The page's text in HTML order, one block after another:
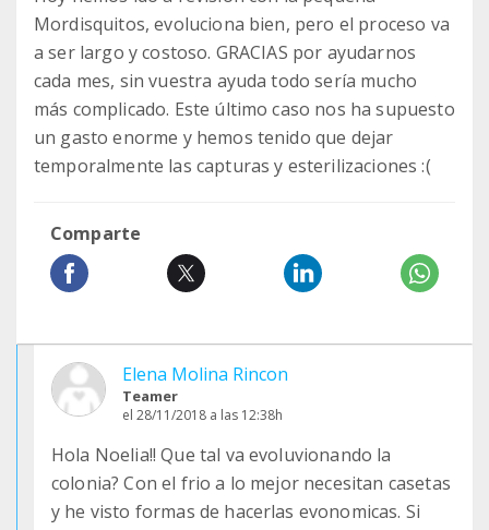
Mordisquitos, evoluciona bien, pero el proceso va
a ser largo y costoso. GRACIAS por ayudarnos
cada mes, sin vuestra ayuda todo sería mucho
más complicado. Este último caso nos ha supuesto
un gasto enorme y hemos tenido que dejar
temporalmente las capturas y esterilizaciones :(
Comparte
Elena Molina Rincon
Teamer
el 28/11/2018 a las 12:38h
Hola Noelia!! Que tal va evoluvionando la
colonia? Con el frio a lo mejor necesitan casetas
y he visto formas de hacerlas evonomicas. Si